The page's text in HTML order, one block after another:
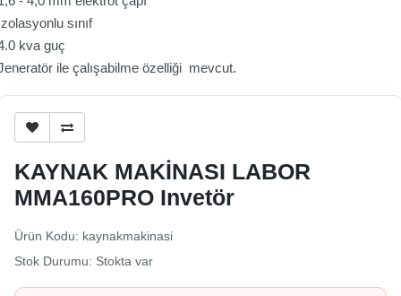
sınıf
kva guç
ile çalışabilme özelliği mevcut.
KAYNAK MAKİNASI LABOR
MMA160PRO Invetör
Ürün Kodu: kaynakmakinasi
Stok Durumu: Stokta var